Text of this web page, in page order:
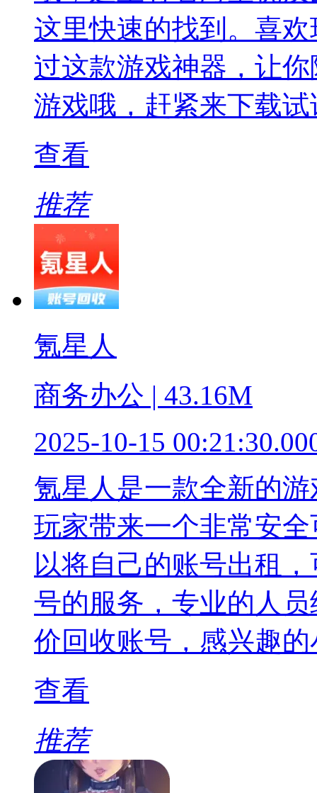
这里快速的找到。喜
过这款游戏神器，让
游戏哦，赶紧来下载
查看
推荐
氪星人
商务办公 | 43.16M
2025-10-15
氪星人是一款全新的
玩家带来一个非常安
以将自己的账号出租
号的服务，专业的人
价回收账号，感兴趣
查看
推荐